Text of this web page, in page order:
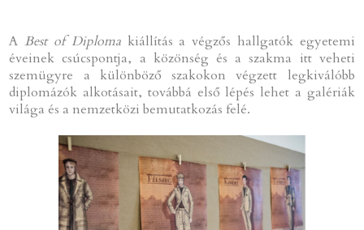
ABest of Diplomakiállítás a végzős hallgatók egyetemi
éveinek csúcspontja, a közönség és a szakma itt veheti
szemügyre a különböző szakokon végzett legkiválóbb
diplomázók alkotásait, továbbá első lépés lehet a galériák
világa és a nemzetközi bemutatkozás felé.